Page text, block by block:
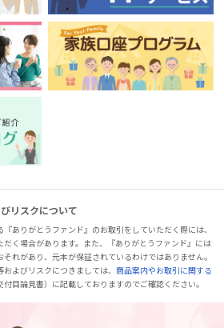
リスクについて
ありがとうファンド』のお取引をしていただく際には、
く場合があります。また、『ありがとうファンド』には
れがあり、元本が保証されているわけではありません。
およびリスクにつきましては、商品案内やお取引に関する
目論見書）に記載しておりますのでご確認ください。